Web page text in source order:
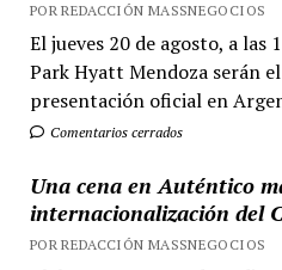
POR REDACCIÓN MASSNEGOCIOS
El jueves 20 de agosto, a las
Park Hyatt Mendoza serán
presentación oficial en
Comentarios cerrados
Una cena en Auténtico
internacionalización del
POR REDACCIÓN MASSNEGOCIOS